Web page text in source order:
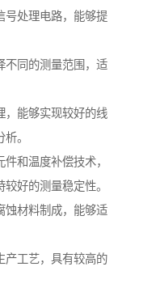
号处理电路，能够提
不同的测量范围，适
，能够实现较好的线
。
和温度补偿技术，
好的测量稳定性。
蚀材料制成，能够适
产工艺，具有较高的